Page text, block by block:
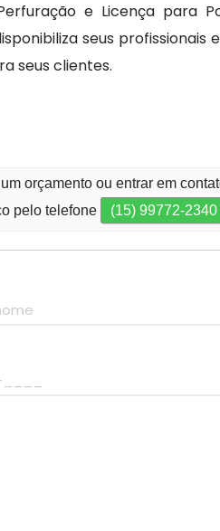
e Licença para
seus
seus clientes.
orçamento ou entrar em
pelo telefone
(15) 99772-2340